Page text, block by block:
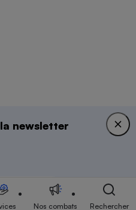
newsletter
des producteurs et des
Nos combats Rechercher